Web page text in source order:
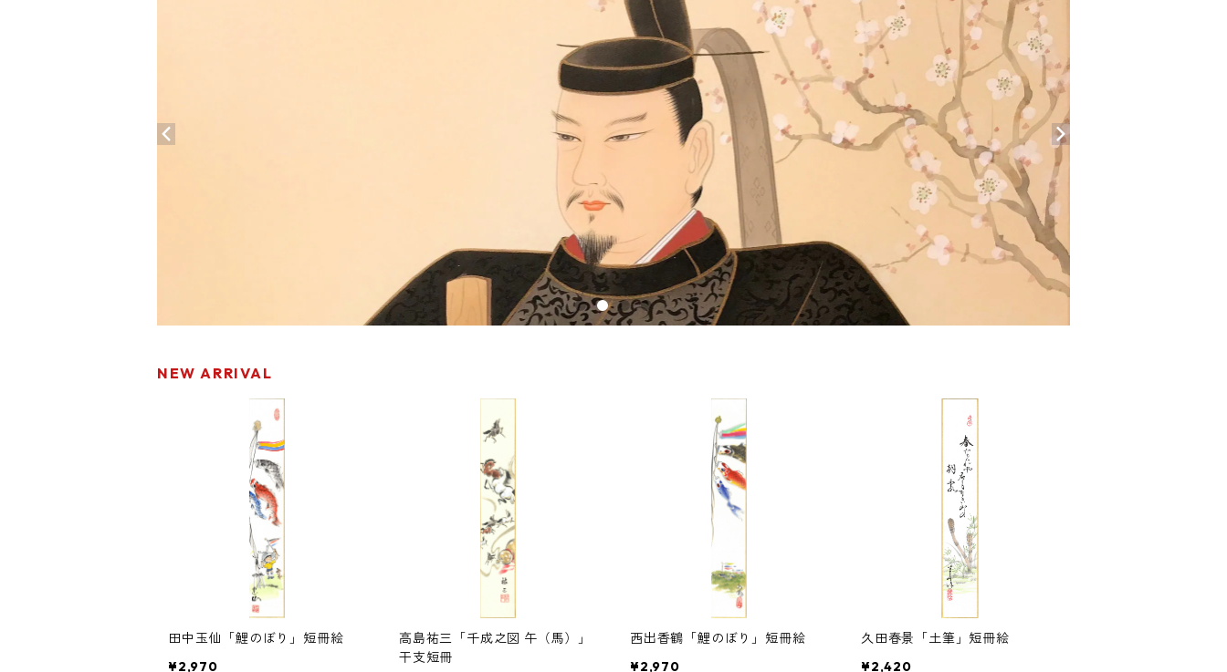
NEW ARRIVAL
田中玉仙「鯉のぼり」短冊絵
¥2,970
高島祐三「千成之図 午（馬）」
干支短冊
西出香鶴「鯉のぼり」短冊絵
¥2,970
久田春景「土筆」短冊絵
¥2,420